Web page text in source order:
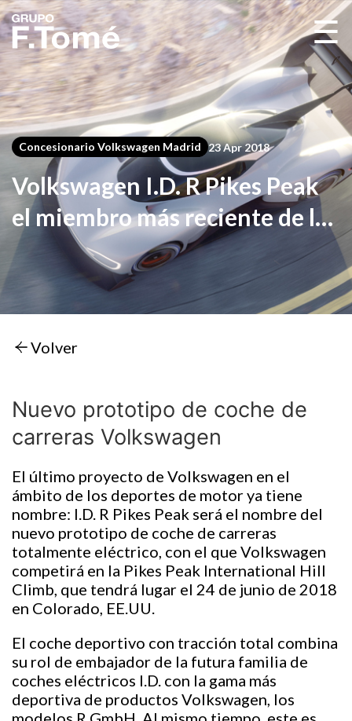
☰
Concesionario Volkswagen Madrid 23 Apr 2018
Volkswagen I.D. R Pikes Peak
el miembro más reciente de la
familia futura familia de
coches eléctricos I.D
Volver
Nuevo prototipo de coche de
carreras Volkswagen
El último proyecto de Volkswagen en el
ámbito de los deportes de motor ya tiene
nombre: I.D. R Pikes Peak será el nombre del
nuevo prototipo de coche de carreras
totalmente eléctrico, con el que Volkswagen
competirá en la Pikes Peak International Hill
Climb, que tendrá lugar el 24 de junio de 2018
en Colorado, EE.UU.
El coche deportivo con tracción total combina
su rol de embajador de la futura familia de
coches eléctricos I.D. con la gama más
deportiva de productos Volkswagen, los